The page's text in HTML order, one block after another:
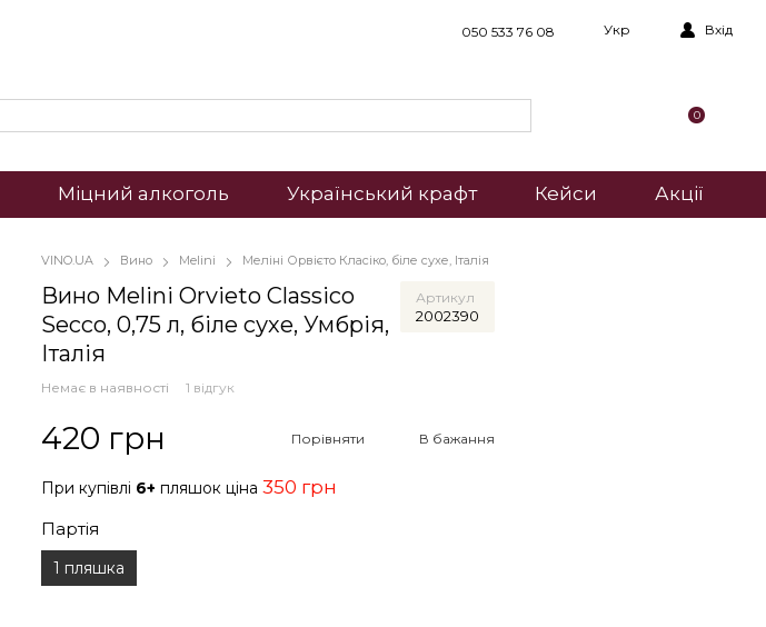
050 533 76 08 Укр Вхід
0
Міцний алкоголь Український крафт Кейси Акції
VINO.UA Вино Melini Меліні Орвієто Класіко, біле сухе, Італія
Вино Melini Orvieto Classico
Secco, 0,75 л, біле сухе, Умбрія,
Італія
Артикул
2002390
Немає в наявності 1 відгук
420 грн Порівняти В бажання
При купівлі 6+ пляшок ціна 350 грн
Партія
1 пляшка